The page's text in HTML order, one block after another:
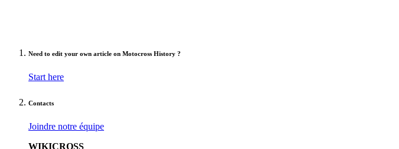
Need to edit your own article on Motocross History ?
Start here
Contacts
Joindre notre équipe
WIKICROSS